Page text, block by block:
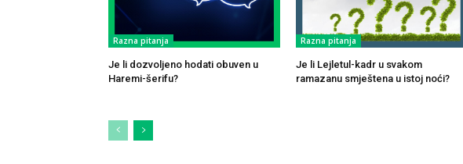
Razna pitanja
Je li dozvoljeno hodati obuven u
Haremi-šerifu?
Razna pitanja
Je li Lejletul-kadr u svakom
ramazanu smještena u istoj noći?